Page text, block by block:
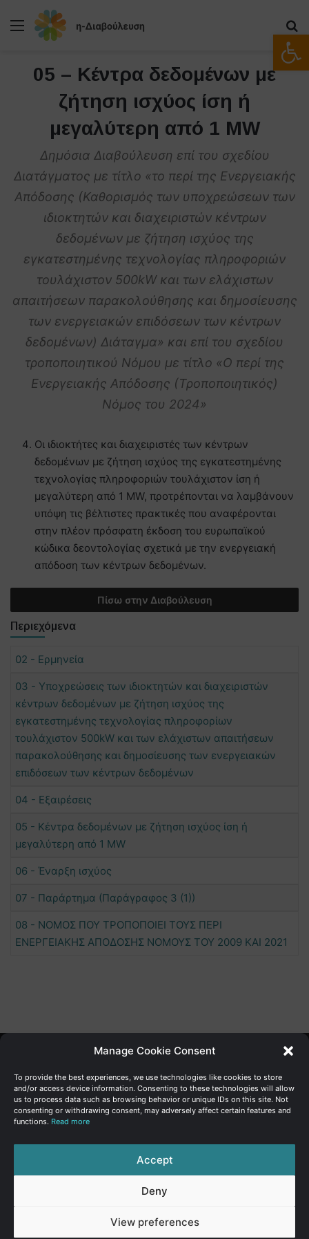
Manage Cookie Consent
To provide the best experiences, we use technologies like cookies to store
and/or access device information. Consenting to these technologies will allow
us to process data such as browsing behavior or unique IDs on this site. Not
consenting or withdrawing consent, may adversely affect certain features and
functions. Read more
Accept
Deny
View preferences
Μενού
05 – Κέντρα δεδομένων με
ζήτηση ισχύος ίση ή
μεγαλύτερη από 1 MW
Δημόσια Διαβούλευση επί του σχεδίου
Διατάγματος με τίτλο «το περί της Ενεργειακής
Απόδοσης (Καθορισμός των υποχρεώσεων των
ιδιοκτητών και διαχειριστών κέντρων
δεδομένων με ζήτηση ισχύος της
εγκατεστημένης τεχνολογίας πληροφοριών
τουλάχιστον 500kW και των ελάχιστων
απαιτήσεων παρακολούθησης και δημοσίευσης
των ενεργειακών επιδόσεων των κέντρων
δεδομένων) Διάταγμα» και επί του σχεδίου
τροποποιητικού Νόμου με τίτλο «Ο περί της
Ενεργειακής Απόδοσης (Τροποποιητικός)
Νόμος του 2024»
Οι ιδιοκτήτες και διαχειριστές των κέντρων
δεδομένων με ζήτηση ισχύος της εγκατεστημένης
τεχνολογίας πληροφοριών τουλάχιστον ίση ή
μεγαλύτερη από 1 MW, προτρέπονται να λαμβάνουν
υπόψη τις βέλτιστες πρακτικές που αναφέρονται
στην πλέον πρόσφατη έκδοση του ευρωπαϊκού
κώδικα δεοντολογίας σχετικά με την ενεργειακή
απόδοση των κέντρων δεδομένων.
Πίσω στην Διαβούλευση
Περιεχόμενα
02 - Ερμηνεία
03 - Υποχρεώσεις των ιδιοκτητών και διαχειριστών
κέντρων δεδομένων με ζήτηση ισχύος της
εγκατεστημένης τεχνολογίας πληροφορίων
τουλάχιστον 500kW και των ελάχιστων απαιτήσεων
παρακολούθησης και δημοσίευσης των ενεργειακών
επιδόσεων των κέντρων δεδομένων
04 - Εξαιρέσεις
05 - Κέντρα δεδομένων με ζήτηση ισχύος ίση ή
μεγαλύτερη από 1 MW
06 - Έναρξη ισχύος
07 - Παράρτημα (Παράγραφος 3 (1))
08 - ΝΟΜΟΣ ΠΟΥ ΤΡΟΠΟΠΟΙΕΙ ΤΟΥΣ ΠΕΡΙ
ΕΝΕΡΓΕΙΑΚΗΣ ΑΠΟΔΟΣΗΣ ΝΟΜΟΥΣ ΤΟΥ 2009 ΚΑΙ 2021
Γενική Διεύθυνση Ανάπτυξης
Υπουργείο Οικονομικών | Κυπριακή Δημοκρατία
Ιστ:
| Terms of use | Privacy Policy